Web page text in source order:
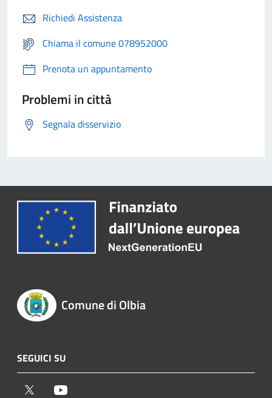
Richiedi Assistenza
Chiama il comune 078952000
Prenota un appuntamento
Problemi in città
Segnala disservizio
Comune di Olbia
SEGUICI SU
Twitter